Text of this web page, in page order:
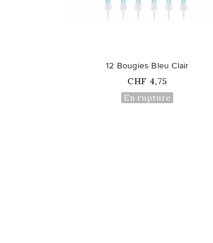
12 Bougies Bleu Clair
Prix
CHF 4,75
En rupture